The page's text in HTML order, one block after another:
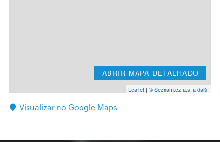
ABRIR MAPA DETALHADO
Leaflet | © Seznam.cz a.s. a další
Visualizar no Google Maps